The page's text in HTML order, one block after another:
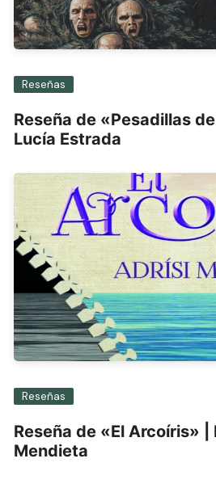
Reseñas
Reseña de «Pesadillas
Lucía Estrada
Reseñas
Reseña de «El Arcoíris» |
Mendieta